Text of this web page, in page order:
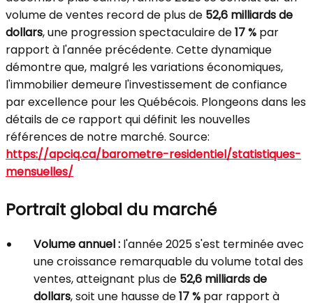
volume de ventes record de plus de 52,6 milliards de
dollars, une progression spectaculaire de17 % par
rapport à l'année précédente. Cette dynamique
démontre que, malgré les variations économiques,
l'immobilier demeure l'investissement de confiance
par excellence pour les Québécois. Plongeons dans les
détails de ce rapport qui définit les nouvelles
références de notre marché. Source:
https://apciq.ca/barometre-residentiel/statistiques-
mensuelles/
Portrait global du marché
Volume annuel : l'année 2025 s'est terminée avec
une croissance remarquable du volume total des
ventes, atteignant plus de 52,6 milliards de
dollars, soit une hausse de17 % par rapport à